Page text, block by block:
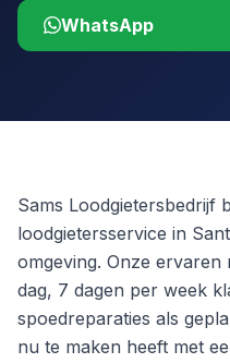
WhatsApp
Sams Loodgietersbedrijf
loodgietersservice in
omgeving. Onze
dag, 7 dagen per week
spoedreparaties als
nu te maken heeft met